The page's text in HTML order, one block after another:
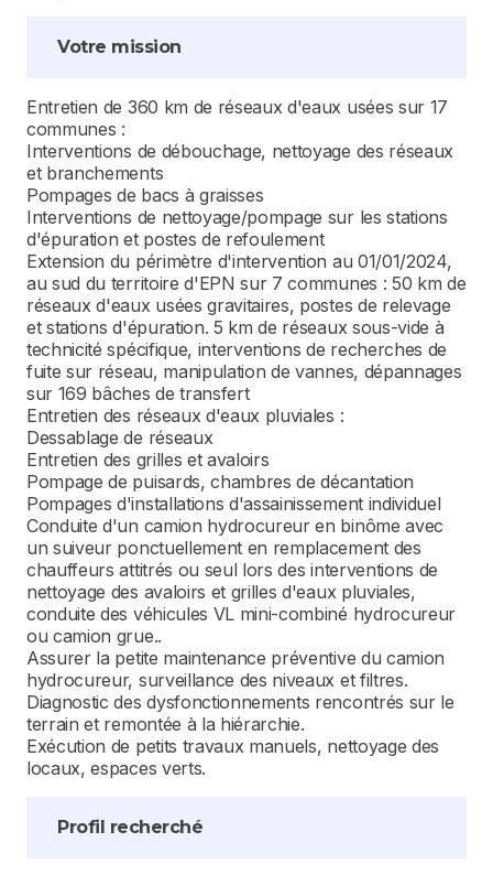
Votre mission
Entretien de 360 km de réseaux d'eaux usées sur 17
communes :
Interventions de débouchage, nettoyage des réseaux
et branchements
Pompages de bacs à graisses
Interventions de nettoyage/pompage sur les stations
d'épuration et postes de refoulement
Extension du périmètre d'intervention au 01/01/2024,
au sud du territoire d'EPN sur 7 communes : 50 km de
réseaux d'eaux usées gravitaires, postes de relevage
et stations d'épuration. 5 km de réseaux sous-vide à
technicité spécifique, interventions de recherches de
fuite sur réseau, manipulation de vannes, dépannages
sur 169 bâches de transfert
Entretien des réseaux d'eaux pluviales :
Dessablage de réseaux
Entretien des grilles et avaloirs
Pompage de puisards, chambres de décantation
Pompages d'installations d'assainissement individuel
Conduite d'un camion hydrocureur en binôme avec
un suiveur ponctuellement en remplacement des
chauffeurs attitrés ou seul lors des interventions de
nettoyage des avaloirs et grilles d'eaux pluviales,
conduite des véhicules VL mini-combiné hydrocureur
ou camion grue..
Assurer la petite maintenance préventive du camion
hydrocureur, surveillance des niveaux et filtres.
Diagnostic des dysfonctionnements rencontrés sur le
terrain et remontée à la hiérarchie.
Exécution de petits travaux manuels, nettoyage des
locaux, espaces verts.
Profil recherché